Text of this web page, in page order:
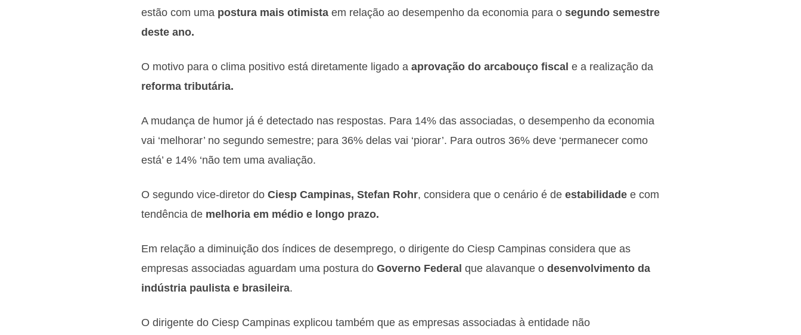
estão com uma postura mais otimista em relação ao desempenho da economia para o segundo semestre
deste ano.
O motivo para o clima positivo está diretamente ligado a aprovação do arcabouço fiscal e a realização da
reforma tributária.
A mudança de humor já é detectado nas respostas. Para 14% das associadas, o desempenho da economia
vai ‘melhorar’ no segundo semestre; para 36% delas vai ‘piorar’. Para outros 36% deve ‘permanecer como
está’ e 14% ‘não tem uma avaliação.
O segundo vice-diretor do Ciesp Campinas, Stefan Rohr, considera que o cenário é de estabilidade e com
tendência de melhoria em médio e longo prazo.
Em relação a diminuição dos índices de desemprego, o dirigente do Ciesp Campinas considera que as
empresas associadas aguardam uma postura do Governo Federal que alavanque o desenvolvimento da
indústria paulista e brasileira.
O dirigente do Ciesp Campinas explicou também que as empresas associadas à entidade não